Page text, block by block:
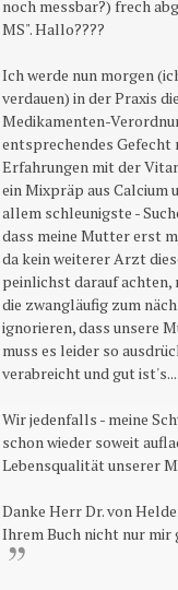
noch messbar?) frech
MS". Hallo????
Ich werde nun morgen
verdauen) in der Praxis
Medikamenten-
entsprechendes Gefecht
Erfahrungen mit der
ein Mixpräp aus Calcium
allem schleunigste -
dass meine Mutter erst
da kein weiterer Arzt
peinlichst darauf achten,
die zwangläufig zum
ignorieren, dass unsere
muss es leider so
verabreicht und gut ist's....
Wir jedenfalls - meine
schon wieder soweit
Lebensqualität unserer
Danke Herr Dr. von
Ihrem Buch nicht nur mir